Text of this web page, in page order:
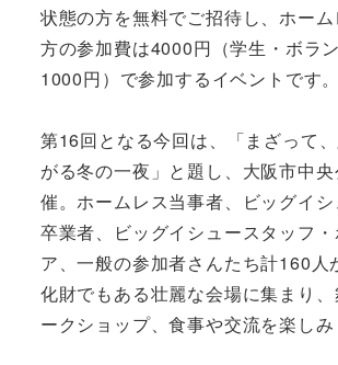
状態の方を無料でご招待し、ホー
方の参加費は4000円（学生・ボラ
1000円）で参加するイベントです。
第16回となる今回は、「まざって
がる冬の一夜」と題し、大阪市中
催。ホームレス当事者、ビッグイシ
卒業者、ビッグイシュースタッフ・
ア、一般の参加者さんたち計160人
化財でもある壮麗な会場に集まり
ークショップ、食事や交流を楽しみ